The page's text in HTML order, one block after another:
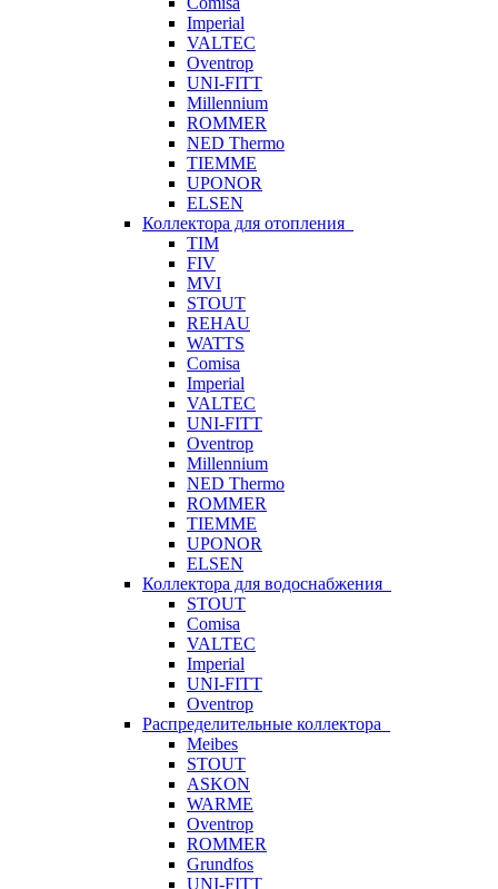
Imperial
VALTEC
Oventrop
UNI-FITT
Millennium
ROMMER
NED Thermo
TIEMME
UPONOR
ELSEN
Коллектора для отопления
TIM
FIV
MVI
STOUT
REHAU
WATTS
Comisa
Imperial
VALTEC
UNI-FITT
Oventrop
Millennium
NED Thermo
ROMMER
TIEMME
UPONOR
ELSEN
Коллектора для водоснабжения
STOUT
Comisa
VALTEC
Imperial
UNI-FITT
Oventrop
Распределительные коллектора
Meibes
STOUT
ASKON
WARME
Oventrop
ROMMER
Grundfos
UNI-FITT